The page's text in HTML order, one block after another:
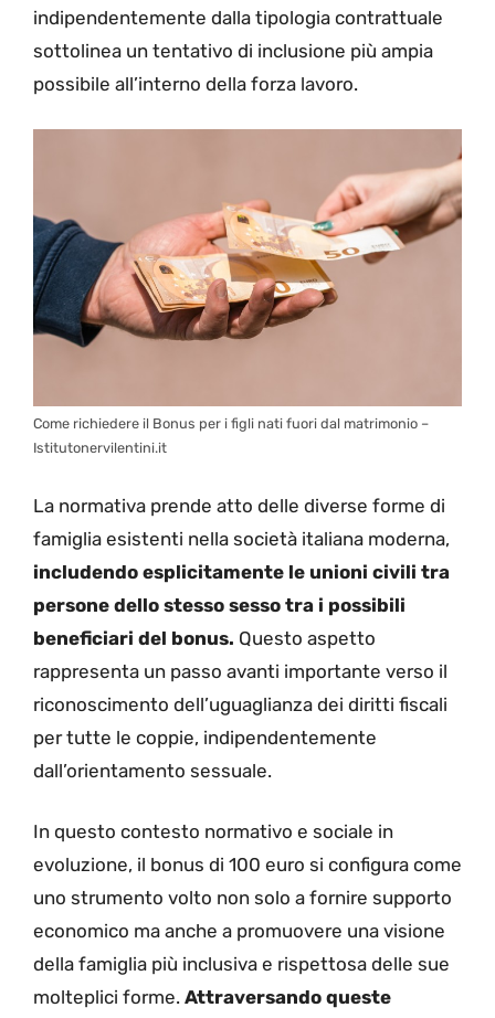
indipendentemente dalla tipologia contrattuale
sottolinea un tentativo di inclusione più ampia
possibile all’interno della forza lavoro.
Come richiedere il Bonus per i figli nati fuori dal matrimonio –
Istitutonervilentini.it
La normativa prende atto delle diverse forme di
famiglia esistenti nella società italiana moderna,
includendo esplicitamente le unioni civili tra
persone dello stesso sesso tra i possibili
beneficiari del bonus. Questo aspetto
rappresenta un passo avanti importante verso il
riconoscimento dell’uguaglianza dei diritti fiscali
per tutte le coppie, indipendentemente
dall’orientamento sessuale.
In questo contesto normativo e sociale in
evoluzione, il bonus di 100 euro si configura come
uno strumento volto non solo a fornire supporto
economico ma anche a promuovere una visione
della famiglia più inclusiva e rispettosa delle sue
molteplici forme. Attraversando queste